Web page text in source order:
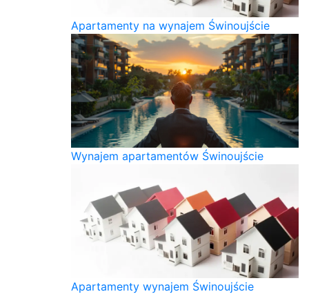
Apartamenty na wynajem Świnoujście
Wynajem apartamentów Świnoujście
Apartamenty wynajem Świnoujście